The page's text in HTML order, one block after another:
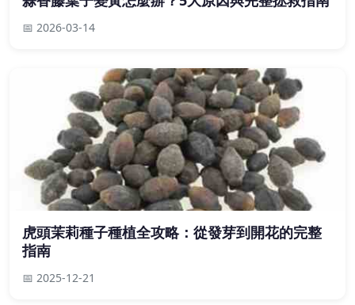
📅 2026-03-14
虎頭茉莉種子種植全攻略：從發芽到開花的完整
指南
📅 2025-12-21